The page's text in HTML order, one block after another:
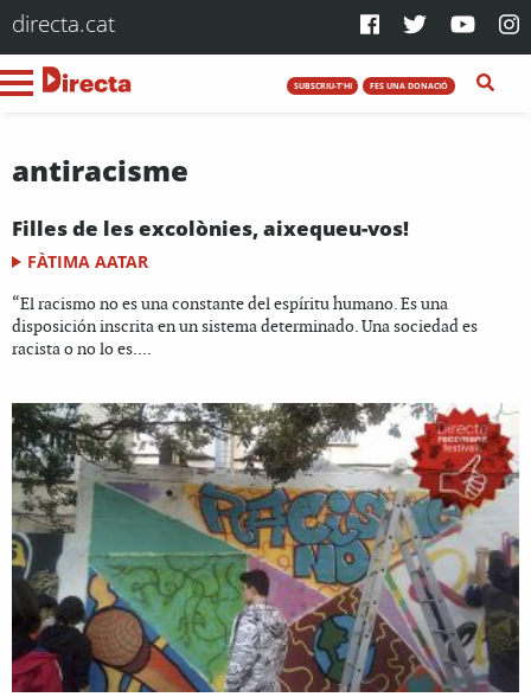
directa.cat
SUBSCRIU-T'HI FES UNA DONACIÓ
antiracisme
Filles de les excolònies, aixequeu-vos!
FÀTIMA AATAR
“El racismo no es una constante del espíritu humano. Es una
disposición inscrita en un sistema determinado. Una sociedad es
racista o no lo es....